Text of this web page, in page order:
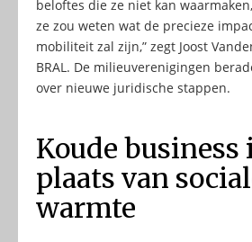
beloftes die ze niet kan
ze zou weten wat de precieze
mobiliteit zal zijn,” zegt Joost
BRAL. De milieuverenigingen
over nieuwe juridische stappen.
Koude business
plaats van
warmte